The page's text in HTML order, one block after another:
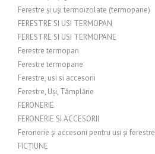
Ferestre și uși termoizolate (termopane)
FERESTRE SI USI TERMOPAN
FERESTRE SI USI TERMOPANE
Ferestre termopan
Ferestre termopane
Ferestre, usi si accesorii
Ferestre, Uși, Tâmplărie
FERONERIE
FERONERIE SI ACCESORII
Feronerie și accesorii pentru uși și ferestre
FICȚIUNE